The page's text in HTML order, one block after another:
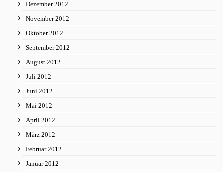
Dezember 2012
November 2012
Oktober 2012
September 2012
August 2012
Juli 2012
Juni 2012
Mai 2012
April 2012
März 2012
Februar 2012
Januar 2012